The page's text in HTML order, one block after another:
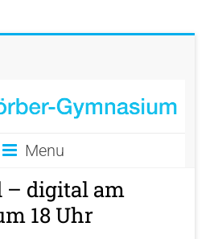
Menu
– digital am
18 Uhr